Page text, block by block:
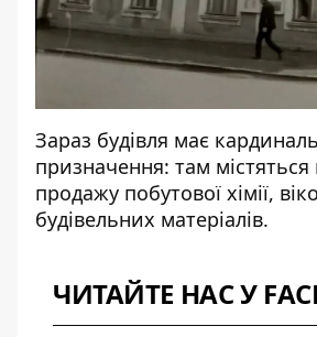
Зараз будівля має
призначення: там
продажу побутової хімії,
будівельних матеріалів.
ЧИТАЙТЕ НАС У